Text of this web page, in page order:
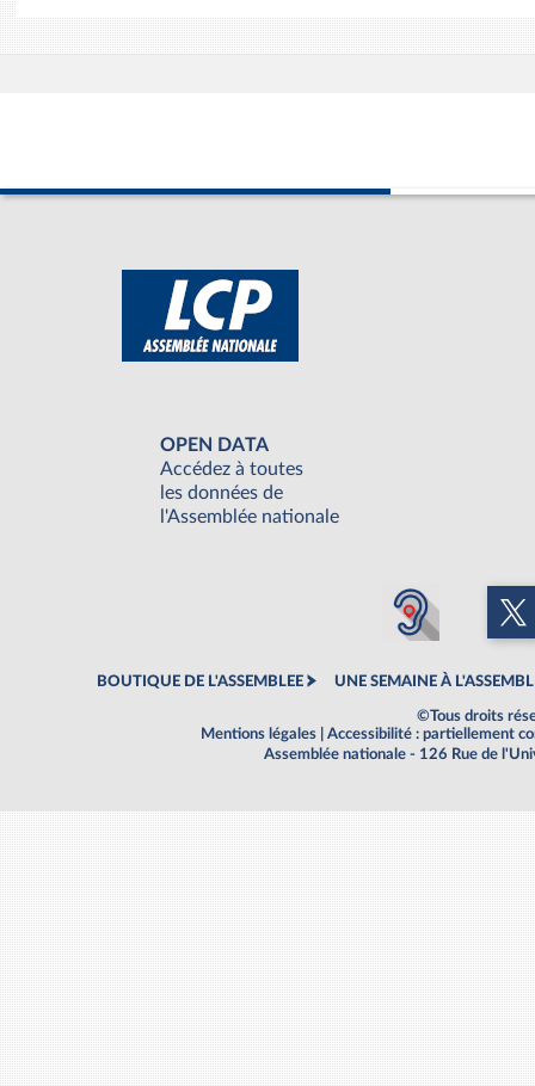
OPEN DATA
Accédez à toutes
les données de
l'Assemblée nationale
BOUTIQUE DE L'ASSEMBLEE UNE SEMAINE À
©Tous droits
Mentions légales
Accessibilité : partiellement
Assemblée nationale - 126 Rue de